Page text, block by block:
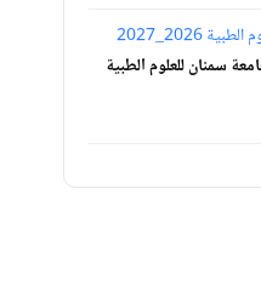
سمنان للعلوم الطبية